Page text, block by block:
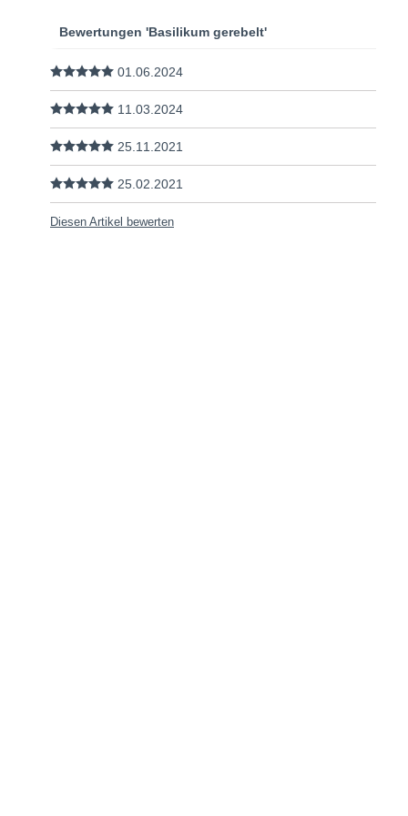
Bewertungen 'Basilikum gerebelt'
01.06.2024
11.03.2024
25.11.2021
25.02.2021
Diesen Artikel bewerten